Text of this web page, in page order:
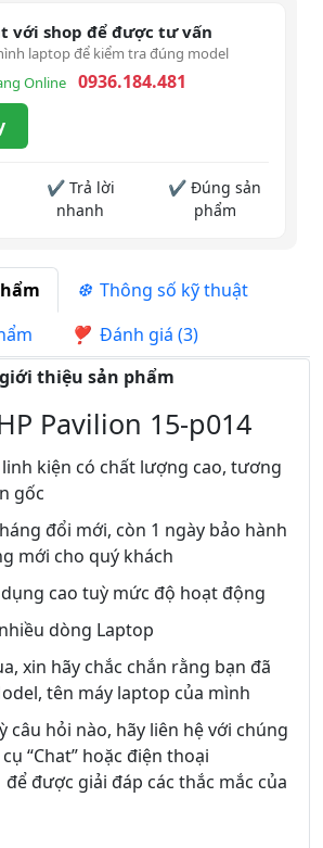
với shop để được tư vấn
laptop để kiểm tra đúng model
Online
0936.184.481
✔ Trả lời
nhanh
✔ Đúng sản
phẩm
Thông số kỹ thuật
Đánh giá (3)
thiệu sản phẩm
Pavilion 15-p014
kiện có chất lượng cao, tương
gốc
đổi mới, còn 1 ngày bảo hành
mới cho quý khách
cao tuỳ mức độ hoạt động
dòng Laptop
xin hãy chắc chắn rằng bạn đã
tên máy laptop của mình
câu hỏi nào, hãy liên hệ với chúng
“Chat” hoặc điện thoại
để được giải đáp các thắc mắc của